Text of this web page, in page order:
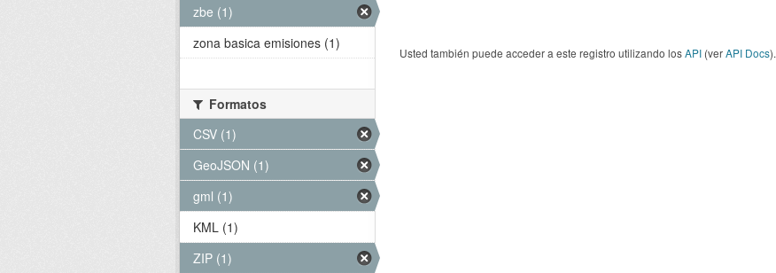
Usted también puede acceder a este registro utilizando losAPI (verAPI Docs).
zbe (1)
zona basica emisiones (1)
Formatos
CSV (1)
GeoJSON (1)
gml (1)
KML (1)
ZIP (1)